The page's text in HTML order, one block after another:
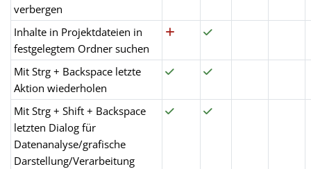
verbergen
Inhalte in Projektdateien in
festgelegtem Ordner suchen
Mit Strg + Backspace letzte
Aktion wiederholen
Mit Strg + Shift + Backspace
letzten Dialog für
Datenanalyse/grafische
Darstellung/Verarbeitung